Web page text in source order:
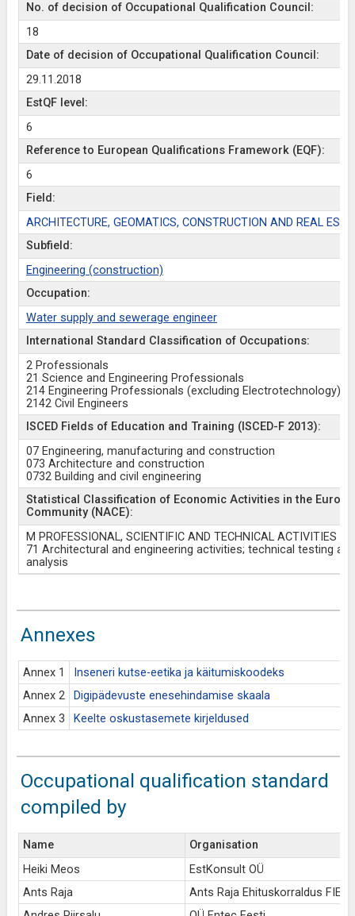
No. of decision of Occupational Qualification Council:
18
Date of decision of Occupational Qualification Council:
29.11.2018
EstQF level:
6
Reference to European Qualifications Framework (EQF):
6
Field:
ARCHITECTURE, GEOMATICS, CONSTRUCTION AND REAL
Subfield:
Engineering (construction)
Occupation:
Water supply and sewerage engineer
International Standard Classification of Occupations:
2 Professionals
21 Science and Engineering Professionals
214 Engineering Professionals (excluding Electrotechnology)
2142 Civil Engineers
ISCED Fields of Education and Training (ISCED-F 2013):
07 Engineering, manufacturing and construction
073 Architecture and construction
0732 Building and civil engineering
Statistical Classification of Economic Activities in the
Community (NACE):
M PROFESSIONAL, SCIENTIFIC AND TECHNICAL ACTIVITIES
71 Architectural and engineering activities; technical testing and
analysis
Annexes
Annex 1
Inseneri kutse-eetika ja käitumiskoodeks
Annex 2
Digipädevuste enesehindamise skaala
Annex 3
Keelte oskustasemete kirjeldused
Occupational qualification standard
compiled by
Name
Organisation
Heiki Meos
EstKonsult OÜ
Ants Raja
Ants Raja Ehituskorraldus FIE